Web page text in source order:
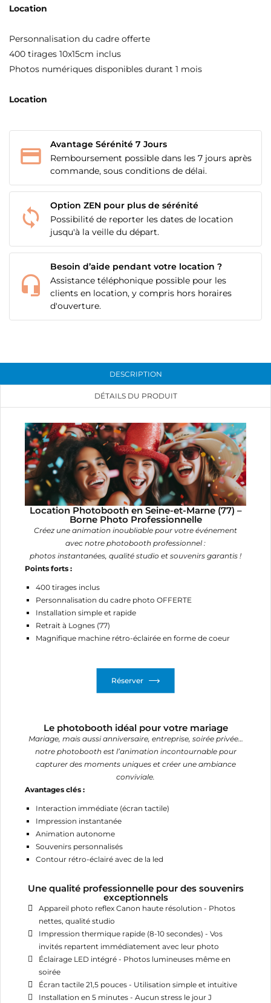
Location
Personnalisation du cadre offerte
400 tirages 10x15cm inclus
Photos numériques disponibles durant 1 mois
Location
Avantage Sérénité 7 Jours
Remboursement possible dans les 7 jours après
commande, sous conditions de délai.
Option ZEN pour plus de sérénité
Possibilité de reporter les dates de location
jusqu'à la veille du départ.
Besoin d’aide pendant votre location ?
Assistance téléphonique possible pour les
clients en location, y compris hors horaires
d'ouverture.
DESCRIPTION
DÉTAILS DU PRODUIT
Location Photobooth en Seine-et-Marne (77) –
Borne Photo Professionnelle
Créez une animation inoubliable pour votre événement
avec notre photobooth professionnel :
photos instantanées, qualité studio et souvenirs garantis !
Points forts :
400 tirages inclus
Personnalisation du cadre photo OFFERTE
Installation simple et rapide
Retrait à Lognes (77)
Magnifique machine rétro-éclairée en forme de coeur
Réserver
Le photobooth idéal pour votre mariage
Mariage, mais aussi anniversaire, entreprise, soirée privée…
notre photobooth est l’animation incontournable pour
capturer des moments uniques et créer une ambiance
conviviale.
Avantages clés :
Interaction immédiate (écran tactile)
Impression instantanée
Animation autonome
Souvenirs personnalisés
Contour rétro-éclairé avec de la led
Une qualité professionnelle pour des souvenirs
exceptionnels
Appareil photo reflex Canon haute résolution - Photos
nettes, qualité studio
Impression thermique rapide (8-10 secondes) - Vos
invités repartent immédiatement avec leur photo
Éclairage LED intégré - Photos lumineuses même en
soirée
Écran tactile 21,5 pouces - Utilisation simple et intuitive
Installation en 5 minutes - Aucun stress le jour J